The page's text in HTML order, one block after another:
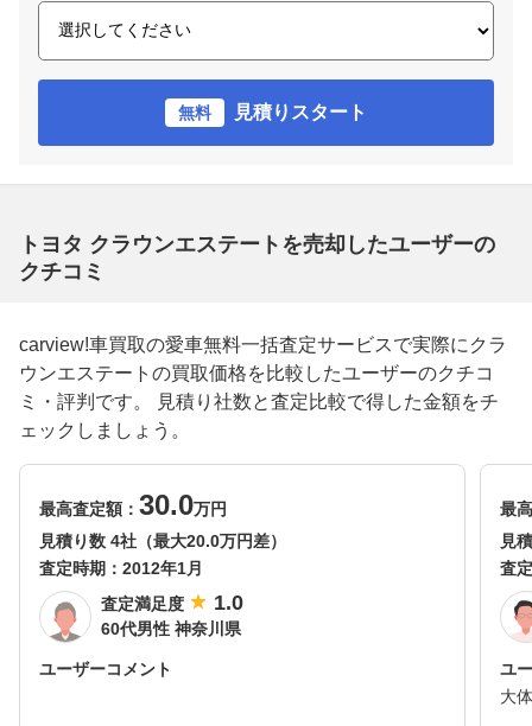
無料 見積りスタート
トヨタ クラウンエステートを売却したユーザーの
クチコミ
carview!車買取の愛車無料一括査定サービスで実際にクラ
ウンエステートの買取価格を比較したユーザーのクチコ
ミ・評判です。 見積り社数と査定比較で得した金額をチ
ェックしましょう。
最高査定額： 30.0万円
見積り数 4社（最大20.0万円差）
査定時期： 2012年1月
査定満足度
1.0
60代男性 神奈川県
ユーザーコメント
最
見
査
ユ
大